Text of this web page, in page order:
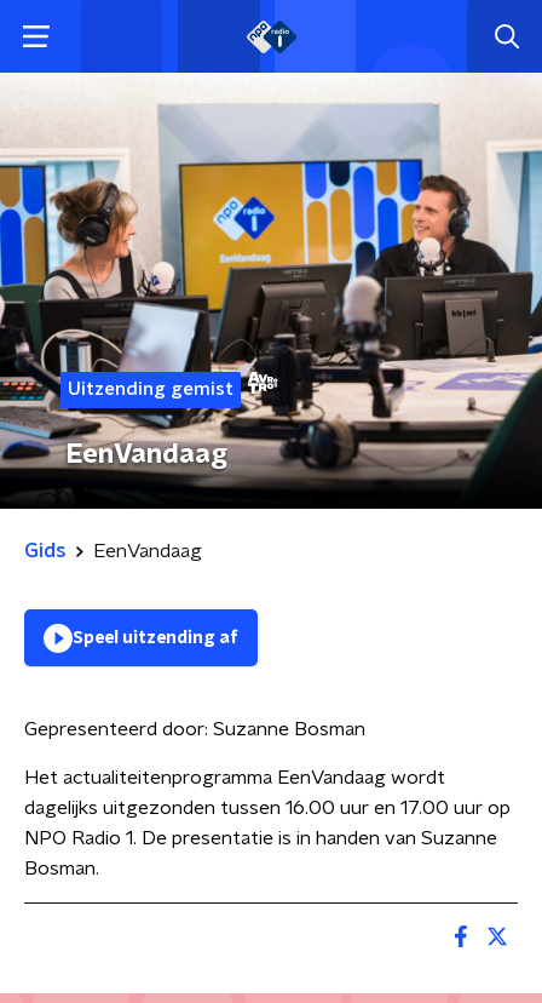
Uitzending gemist
EenVandaag
Gids EenVandaag
Speel uitzending af
Gepresenteerd door: Suzanne Bosman
Het actualiteitenprogramma EenVandaag wordt
dagelijks uitgezonden tussen 16.00 uur en 17.00 uur op
NPO Radio 1. De presentatie is in handen van Suzanne
Bosman.